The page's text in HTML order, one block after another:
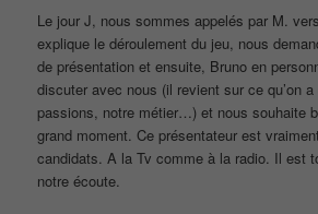
Le jour J, nous sommes appelés par M.
explique le déroulement du jeu, nous
de présentation et ensuite, Bruno en
discuter avec nous (il revient sur ce qu’on
passions, notre métier…) et nous souhaite
grand moment. Ce présentateur est
candidats. A la Tv comme à la radio. Il est
notre écoute.